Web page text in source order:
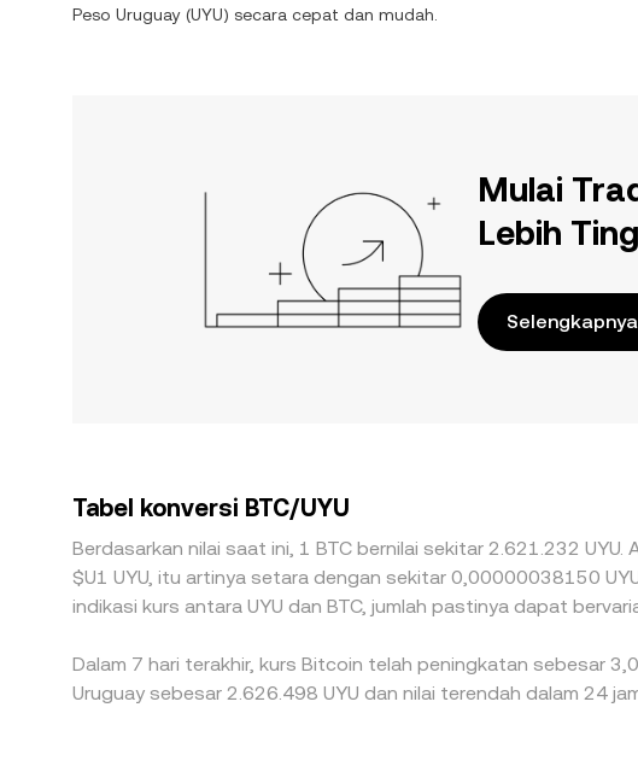
Peso Uruguay (UYU) secara cepat dan mudah.
Mulai
Lebih
Tabel konversi BTC/UYU
Berdasarkan nilai saat ini, 1 BTC bernilai sekitar 2.621.232
$U1 UYU, itu artinya setara dengan sekitar 0,00000038150
indikasi kurs antara UYU dan BTC, jumlah pastinya dapat
Dalam 7 hari terakhir, kurs Bitcoin telah peningkatan sebesar
Uruguay sebesar 2.626.498 UYU dan nilai terendah dalam 24